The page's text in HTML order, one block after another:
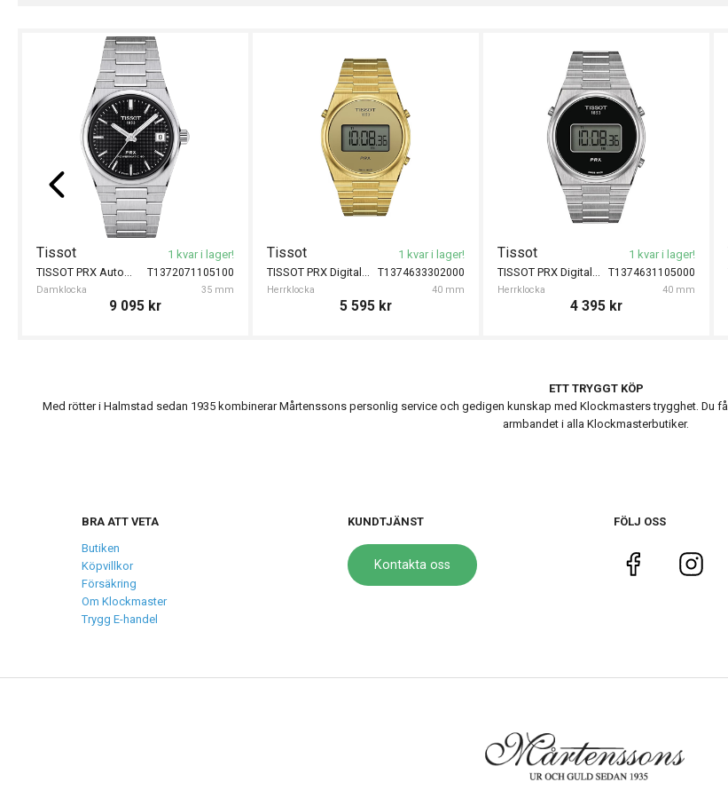
T1372071105100
Tissot
Damklocka 35 mm
TISSOT PRX Automatic 35mm
1 kvar i lager!
9 095 kr
T1374633302000
Tissot
Herrklocka 40 mm
TISSOT PRX Digital 40mm
1 kvar i lager!
5 595 kr
T1374631105000
Tissot
Herrklocka 40 mm
TISSOT PRX Digital 40mm
1 kvar i lager!
4 395 kr
ETT TRYGGT KÖP
Med rötter i Halmstad sedan 1935 kombinerar Mårtenssons personlig service och gedigen kunskap med Klockmasters trygghet.
armbandet i alla Klockmasterbutiker.
BRA ATT VETA
Butiken
Köpvillkor
Försäkring
Om Klockmaster
Trygg E-handel
KUNDTJÄNST
Kontakta oss
FÖLJ OSS